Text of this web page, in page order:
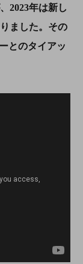
2023年は新し
ました。その
とのタイアッ